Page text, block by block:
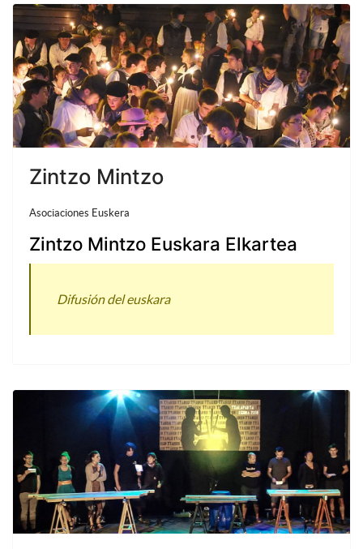
Zintzo Mintzo
Asociaciones Euskera
Zintzo Mintzo Euskara Elkartea
Difusión del euskara